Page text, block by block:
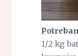
1/2 kg